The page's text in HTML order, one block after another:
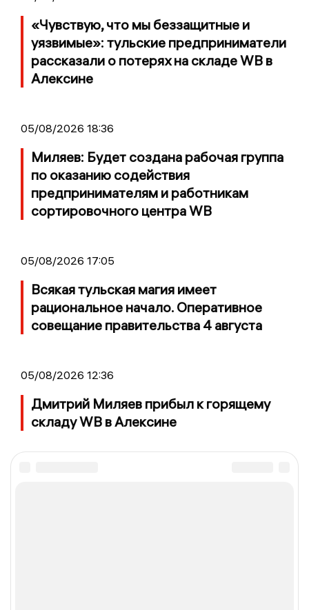
«Чувствую, что мы беззащитные и
уязвимые»: тульские предприниматели
рассказали о потерях на складе WB в
Алексине
05/08/2026 18:36
Миляев: Будет создана рабочая группа
по оказанию содействия
предпринимателям и работникам
сортировочного центра WB
05/08/2026 17:05
Всякая тульская магия имеет
рациональное начало. Оперативное
совещание правительства 4 августа
05/08/2026 12:36
Дмитрий Миляев прибыл к горящему
складу WB в Алексине